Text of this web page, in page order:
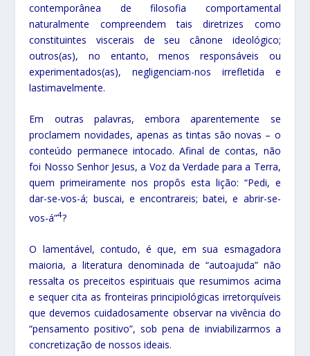
contemporânea de filosofia comportamental
naturalmente compreendem tais diretrizes como
constituintes viscerais de seu cânone ideológico;
outros(as), no entanto, menos responsáveis ou
experimentados(as), negligenciam-nos irrefletida e
lastimavelmente.
Em outras palavras, embora aparentemente se
proclamem novidades, apenas as tintas são novas – o
conteúdo permanece intocado. Afinal de contas, não
foi Nosso Senhor Jesus, a Voz da Verdade para a Terra,
quem primeiramente nos propôs esta lição: “Pedi, e
dar-se-vos-á; buscai, e encontrareis; batei, e abrir-se-
vos-á”4?
O lamentável, contudo, é que, em sua esmagadora
maioria, a literatura denominada de “autoajuda” não
ressalta os preceitos espirituais que resumimos acima
e sequer cita as fronteiras principiológicas irretorquíveis
que devemos cuidadosamente observar na vivência do
“pensamento positivo”, sob pena de inviabilizarmos a
concretização de nossos ideais.